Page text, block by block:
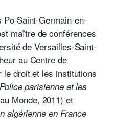
Saint-Germain-en-
maître de conférences
de Versailles-Saint-
au Centre de
le droit et les institutions
parisienne et les
Monde, 2011) et
algérienne en France